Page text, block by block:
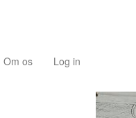
Om os Log in